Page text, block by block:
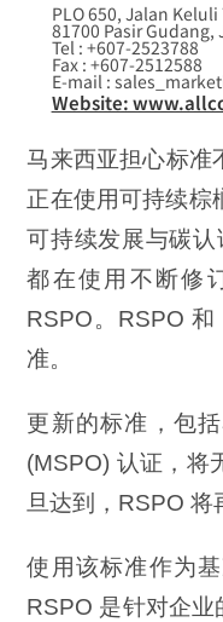
PLO 650, Jalan
81700 Pasir Gudang,
Tel : +607-2523788
Fax : +607-2512588
E-mail :
Website:
马来西亚担心标准
正在使用可持续棕
可持续发展与碳
都在使用不断修
RSPO。RSPO
准。
更新的标准，包
(MSPO) 认证，将
旦达到，RSPO 将
使用该标准作为
RSPO 是针对企业